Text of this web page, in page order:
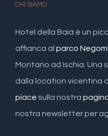
CHI SIAMO
Hotel della Baia è un
affianca al parco
Montano ad Ischia. Una
dalla location vicentina
piace sulla nostra
nostra newsletter per